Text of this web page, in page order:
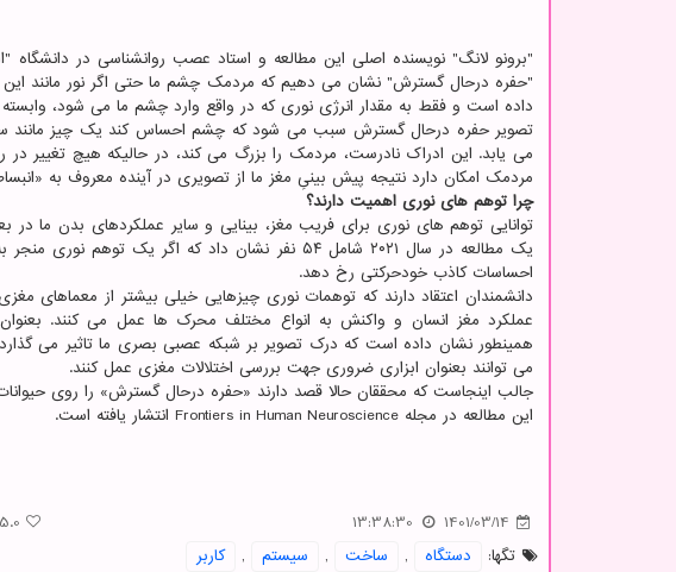
"برونو لانگ" نویسنده اصلی این مطالعه و استاد عصب روانشناسی در دانشگاه
"حفره درحال گسترش" نشان می دهیم که مردمک چشم ما حتی اگر نور مانند
داده است و فقط به مقدار انرژی نوری که در واقع وارد چشم ما می شود،
تصویر حفره درحال گسترش سبب می شود که چشم احساس کند یک چیز مانند
می یابد. این ادراک نادرست، مردمک را بزرگ می کند، در حالیکه هیچ تغییر
مردمک امکان دارد نتیجه پیش بینیِ مغز ما از تصویری در آینده معروف به
چرا توهم های نوری اهمیت دارند؟
توانایی توهم های نوری برای فریب مغز، بینایی و سایر عملکردهای بدن ما در
یک مطالعه در سال ۲۰۲۱ شامل ۵۴ نفر نشان داد که اگر
احساسات کاذب خودحرکتی رخ دهد.
دانشمندان اعتقاد دارند که توهمات نوری چیزهایی خیلی بیشتر از معماهای
عملکرد مغز انسان و واکنش به انواع مختلف محرک ها عمل می کنند. بعنوان
همینطور نشان داده است که درک تصویر بر شبکه عصبی بصری ما تاثیر می
می توانند بعنوان ابزاری ضروری جهت بررسی اختلالات مغزی عمل کنند.
جالب اینجاست که محققان حالا قصد دارند «حفره درحال گسترش» را روی
این مطالعه در مجله Frontiers in Human Neuroscience انتشار یافته است.
1401/03/14
13:38:30
5.0
تگها:
دستگاه , ساخت , سیستم ,
كاربر